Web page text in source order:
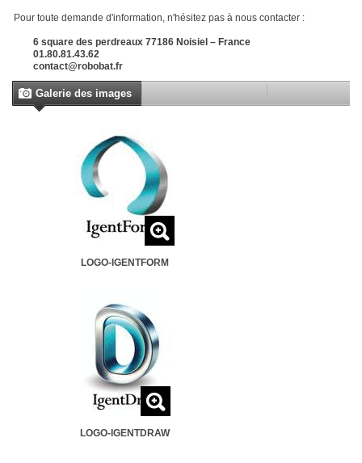
Pour toute demande d'information, n'hésitez pas à nous contacter :
6 square des perdreaux 77186 Noisiel – France
01.80.81.43.62
contact@robobat.fr
Galerie des images
LOGO-IGENTFORM
LOGO-IGENTDRAW